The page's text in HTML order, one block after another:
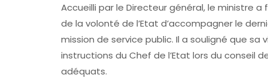
Accueilli par le Directeur général, le ministre
de la volonté de l’Etat d’accompagner le
mission de service public. Il a souligné que
instructions du Chef de l’Etat lors du conseil
adéquats.